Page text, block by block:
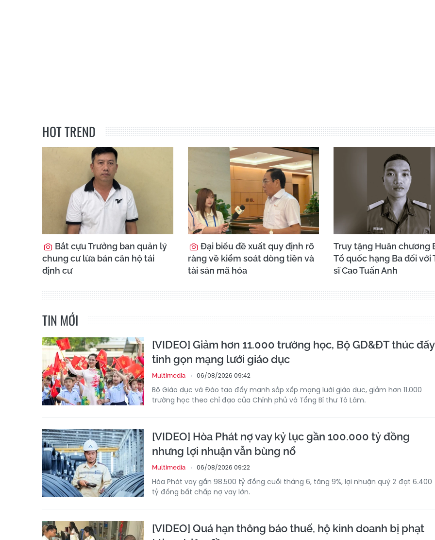
HOT TREND
Bắt cựu Trưởng ban quản lý
chung cư lừa bán căn hộ tái
định cư
Đại biểu đề xuất quy định rõ
ràng về kiểm soát dòng tiền và
tài sản mã hóa
Truy tặng Huân chương
Tổ quốc hạng Ba đối với
sĩ Cao Tuấn Anh
TIN MỚI
[VIDEO] Giảm hơn 11.000 trường học, Bộ GD&ĐT thúc đẩy
tinh gọn mạng lưới giáo dục
Multimedia 06/08/2026 09:42
Bộ Giáo dục và Đào tạo đẩy mạnh sắp xếp mạng lưới giáo dục, giảm hơn 11.000
trường học theo chỉ đạo của Chính phủ và Tổng Bí thư Tô Lâm.
[VIDEO] Hòa Phát nợ vay kỷ lục gần 100.000 tỷ đồng
nhưng lợi nhuận vẫn bùng nổ
Multimedia 06/08/2026 09:22
Hòa Phát vay gần 98.500 tỷ đồng cuối tháng 6, tăng 9%, lợi nhuận quý 2 đạt 6.400
tỷ đồng bất chấp nợ vay lớn.
[VIDEO] Quá hạn thông báo thuế, hộ kinh doanh bị phạt